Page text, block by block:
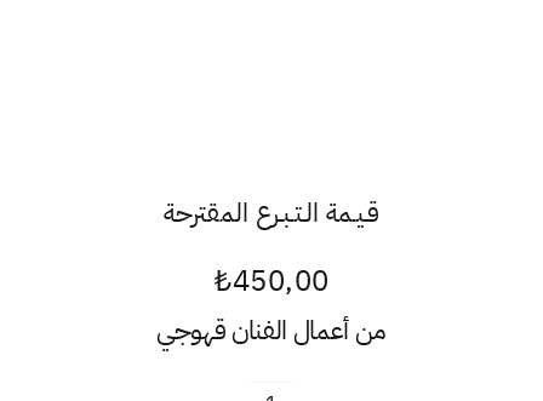
قـيـمة الـتـبـرع المقترحة
₺450,00
من أعمال الفنانقهوجي